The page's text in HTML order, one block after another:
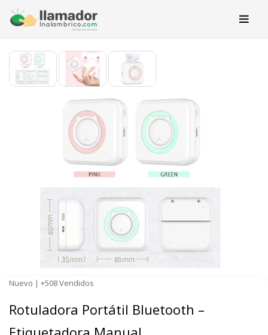
Nuevo | +508 Vendidos
Rotuladora Portátil Bluetooth –